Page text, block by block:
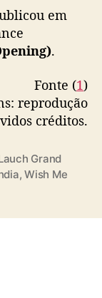
em
.
Fonte (1)
reprodução
créditos.
Grand
,Wish Me